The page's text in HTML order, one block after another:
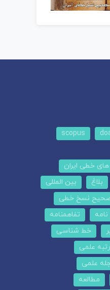
scopus
خطی ایران
بلاغ
بین المللی
نسخ خطی
تفاهمنامه
خط شناسی
رتبه علمی
علمی
مطالعه